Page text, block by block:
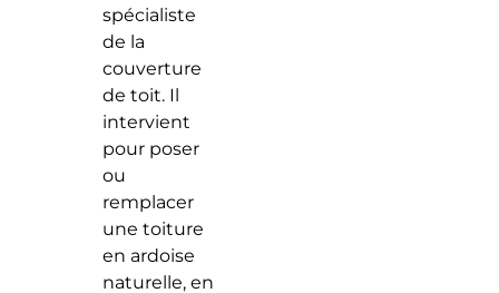
spécialiste
de la
couverture
de toit. Il
intervient
pour poser
ou
remplacer
une toiture
en ardoise
naturelle, en